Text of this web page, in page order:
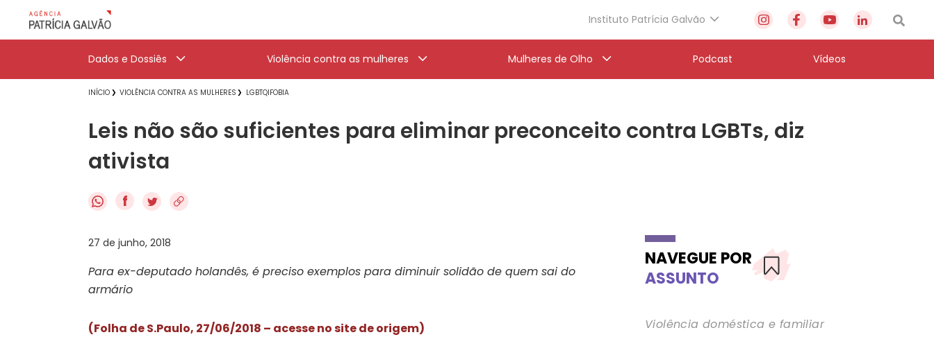
Instituto Patrícia Galvão
Dados e Dossiês Violência contra as mulheres Mulheres de Olho Podcast Vídeos
INÍCIO VIOLÊNCIA CONTRA AS MULHERES LGBTQIFOBIA
Leis não são suficientes para eliminar preconceito contra LGBTs, diz
ativista
f
27 de junho, 2018
Para ex-deputado holandês, é preciso exemplos para diminuir solidão de quem sai do
armário
(Folha de S.Paulo, 27/06/2018 – acesse no site de origem)
NAVEGUE POR
ASSUNTO
Violência doméstica e familiar